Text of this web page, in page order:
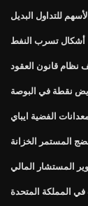
للتداول البديل
أشكال تسرب النفط
نظام قانون العقود
نقطة في البوصة
الفضية ايباي
المستمر الخزانة
المستشار المالي
المملكة المتحدة